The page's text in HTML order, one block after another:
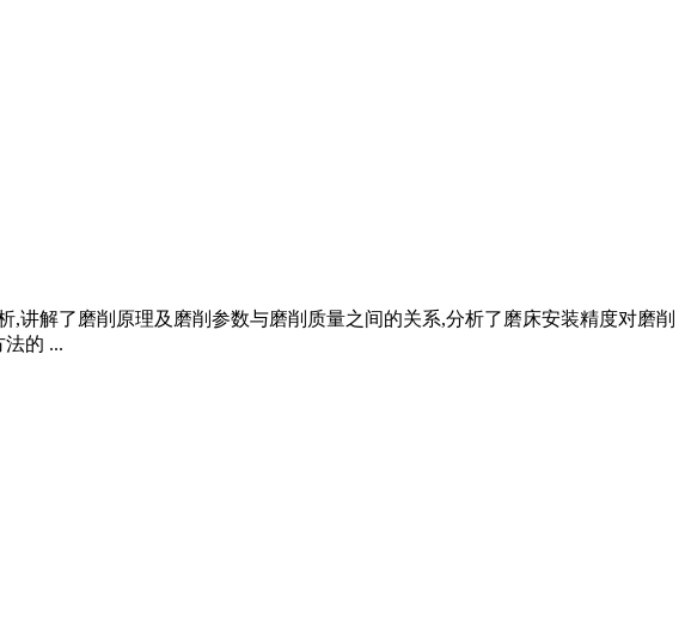
讲解了磨削原理及磨削参数与磨削质量之间的关系,分析了磨床安装精度对磨削
的 ...